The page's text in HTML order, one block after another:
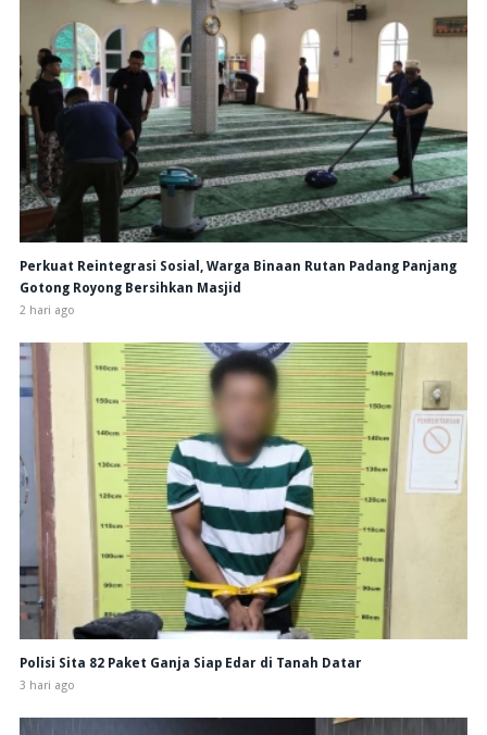
Perkuat Reintegrasi Sosial, Warga Binaan Rutan Padang Panjang
Gotong Royong Bersihkan Masjid
2 hari ago
Polisi Sita 82 Paket Ganja Siap Edar di Tanah Datar
3 hari ago